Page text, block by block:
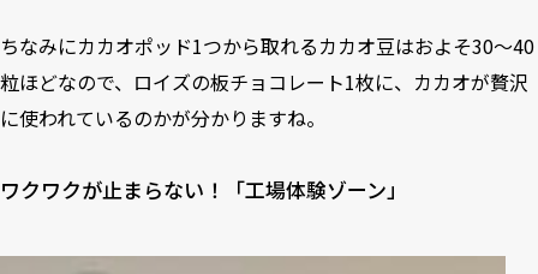
ちなみにカカオポッド1つから取れるカカオ豆はおよそ30～40
粒ほどなので、ロイズの板チョコレート1枚に、カカオが贅沢
に使われているのかが分かりますね。
ワクワクが止まらない！「工場体験ゾーン」